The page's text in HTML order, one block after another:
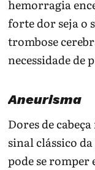
hemorragia
forte dor seja o
trombose
necessidade de
Aneurisma
Dores de
sinal clássico
pode se romper